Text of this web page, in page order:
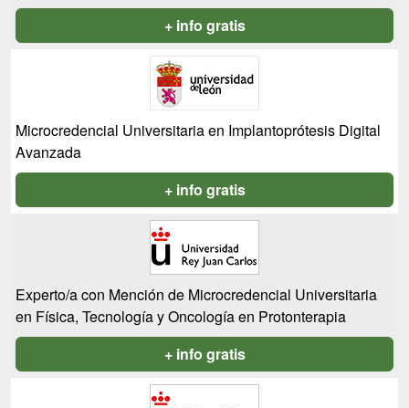
+ info gratis
Microcredencial Universitaria en Implantoprótesis Digital
Avanzada
+ info gratis
Experto/a con Mención de Microcredencial Universitaria
en Física, Tecnología y Oncología en Protonterapia
+ info gratis